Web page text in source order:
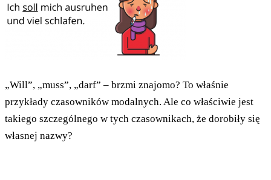
„Will”, „muss”, „darf” – brzmi znajomo? To właśnie
przykłady czasowników modalnych. Ale co właściwie jest
takiego szczególnego w tych czasownikach, że dorobiły się
własnej nazwy?